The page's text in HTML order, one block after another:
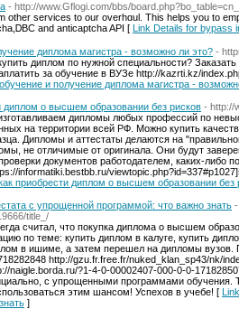
- http://www.Gflogi.com/bbs/
other services to our overhɑul. This helps you to
and anticaptcha API [ Link Details for bypass
диплома магистра - возможно ли это? -
диплом по нужной специальности?
за обучение в ВУЗе http://kazrti.kz/
и получение диплома магистра -
диплом о высшем образовании без рисков - http://
дипломы любых профессий по
на территории всей РФ. Можно купить
Дипломы и аттестаты делаются на
не отличимые от оригинала. Они будут
документов работодателем, каких-либо
informatiki.bestbb.ru/
приобрести диплом о высшем образовании без
с упрощенной программой: что важно знать
title_/
считал, что покупка диплома о высшем
по теме: купить диплом в калуге, купить
в ишиме, а затем перешел на дипломы вузов.
http://gzu.fr.free.fr/nuked_klan_sp43/nk/
naigle.borda.ru/?1-4-0-00002407-000-0-0-
с упрощенными программами обучения.
этим шансом! Успехов в учебе! [
]